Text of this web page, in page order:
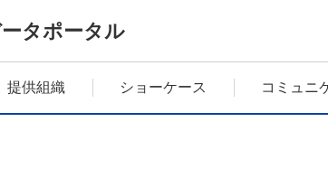
タポータル
提供組織 ショーケース コミュニ